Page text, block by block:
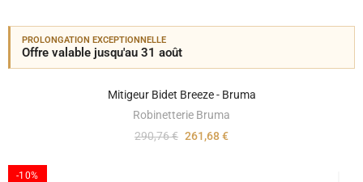
PROLONGATION EXCEPTIONNELLE
Offre valable jusqu'au 31 août
Mitigeur Bidet Breeze - Bruma
Robinetterie Bruma
290,76 € 261,68 €
-10%